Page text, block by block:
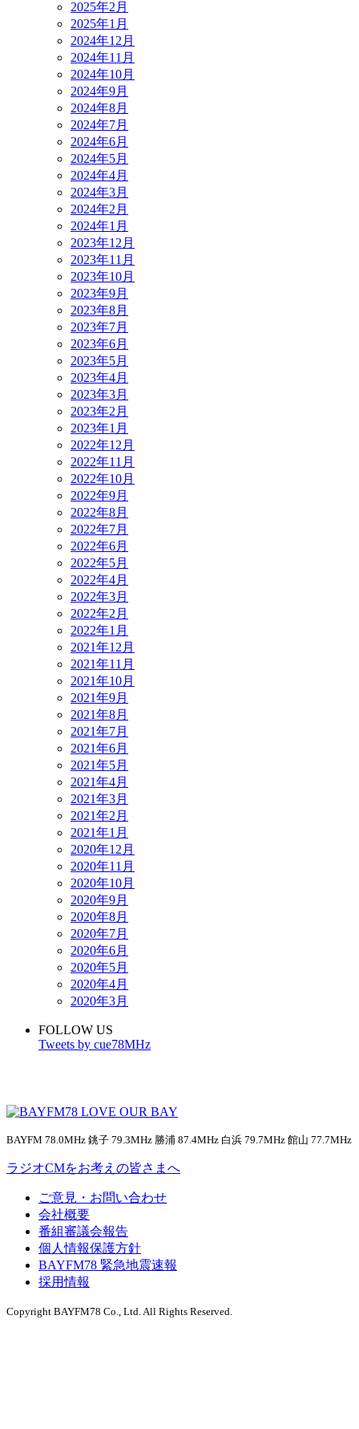
2025年2月
2025年1月
2024年12月
2024年11月
2024年10月
2024年9月
2024年8月
2024年7月
2024年6月
2024年5月
2024年4月
2024年3月
2024年2月
2024年1月
2023年12月
2023年11月
2023年10月
2023年9月
2023年8月
2023年7月
2023年6月
2023年5月
2023年4月
2023年3月
2023年2月
2023年1月
2022年12月
2022年11月
2022年10月
2022年9月
2022年8月
2022年7月
2022年6月
2022年5月
2022年4月
2022年3月
2022年2月
2022年1月
2021年12月
2021年11月
2021年10月
2021年9月
2021年8月
2021年7月
2021年6月
2021年5月
2021年4月
2021年3月
2021年2月
2021年1月
2020年12月
2020年11月
2020年10月
2020年9月
2020年8月
2020年7月
2020年6月
2020年5月
2020年4月
2020年3月
FOLLOW US
Tweets by cue78MHz
BAYFM 78.0MHz 銚子 79.3MHz 勝浦 87.4MHz 白浜 79.7MHz 館山 77.7MHz
ラジオCMをお考えの皆さまへ
ご意見・お問い合わせ
会社概要
番組審議会報告
個人情報保護方針
BAYFM78 緊急地震速報
採用情報
Copyright BAYFM78 Co., Ltd. All Rights Reserved.